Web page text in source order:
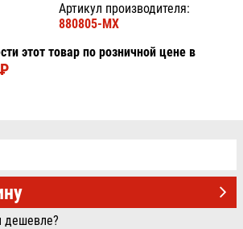
Артикул производителя:
880805-MX
этот товар по розничной цене в
PУБ.
дешевле?